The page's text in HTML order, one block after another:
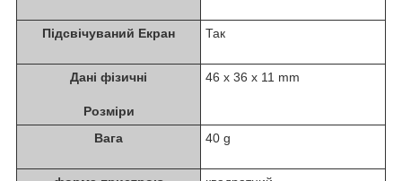
Підсвічуваний Екран Так
Дані фізичні
Розміри
46 x 36 x 11 mm
Вага 40 g